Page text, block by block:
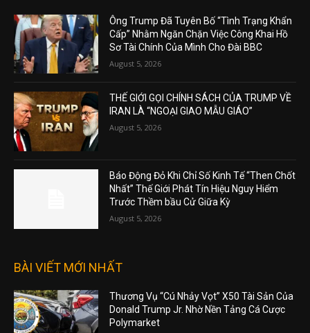
Ông Trump Đã Tuyên Bố “Tình Trạng Khẩn
Cấp” Nhằm Ngăn Chặn Việc Công Khai Hồ
Sơ Tài Chính Của Mình Cho Đài BBC
August 5, 2026
THẾ GIỚI GỌI CHÍNH SÁCH CỦA TRUMP VỀ
IRAN LÀ “NGOẠI GIAO MẪU GIÁO”
August 5, 2026
Báo Động Đỏ Khi Chỉ Số Kinh Tế “Then Chốt
Nhất” Thế Giới Phát Tín Hiệu Nguy Hiểm
Trước Thềm bầu Cử Giữa Kỳ
August 5, 2026
BÀI VIẾT MỚI NHẤT
Thương Vụ “Cú Nhảy Vọt” X50 Tài Sản Của
Donald Trump Jr. Nhờ Nền Tảng Cá Cược
Polymarket